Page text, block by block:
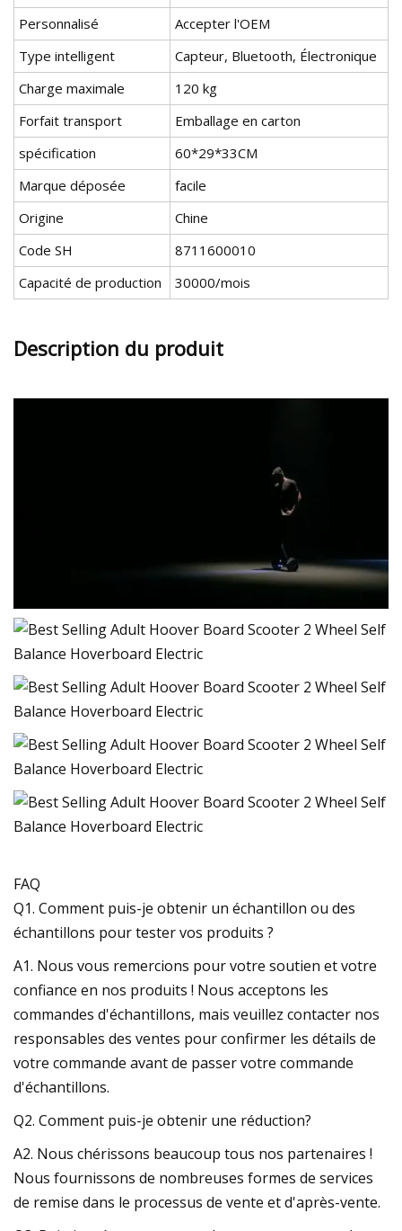
Personnalisé
Accepter l'OEM
Type intelligent
Capteur, Bluetooth, Électronique
Charge maximale
120 kg
Forfait transport
Emballage en carton
spécification
60*29*33CM
Marque déposée
facile
Origine
Chine
Code SH
8711600010
Capacité de production
30000/mois
Description du produit
FAQ
Q1. Comment puis-je obtenir un échantillon ou des
échantillons pour tester vos produits ?
A1. Nous vous remercions pour votre soutien et votre
confiance en nos produits ! Nous acceptons les
commandes d'échantillons, mais veuillez contacter nos
responsables des ventes pour confirmer les détails de
votre commande avant de passer votre commande
d'échantillons.
Q2. Comment puis-je obtenir une réduction?
A2. Nous chérissons beaucoup tous nos partenaires !
Nous fournissons de nombreuses formes de services
de remise dans le processus de vente et d'après-vente.